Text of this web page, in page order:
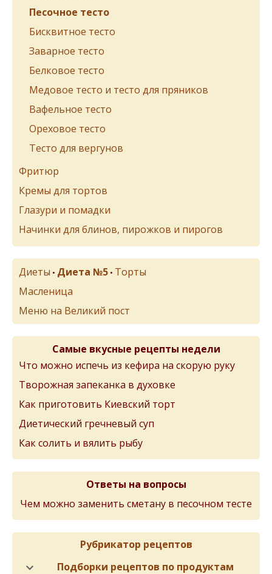
Песочное тесто
Бисквитное тесто
Заварное тесто
Белковое тесто
Медовое тесто и тесто для пряников
Вафельное тесто
Ореховое тесто
Тесто для вергунов
Фритюр
Кремы для тортов
Глазури и помадки
Начинки для блинов, пирожков и пирогов
Диеты • Диета №5 • Торты
Масленица
Меню на Великий пост
Самые вкусные рецепты недели
Что можно испечь из кефира на скорую руку
Творожная запеканка в духовке
Как приготовить Киевский торт
Диетический гречневый суп
Как солить и вялить рыбу
Ответы на вопросы
Чем можно заменить сметану в песочном тесте
Рубрикатор рецептов
Подборки рецептов по продуктам